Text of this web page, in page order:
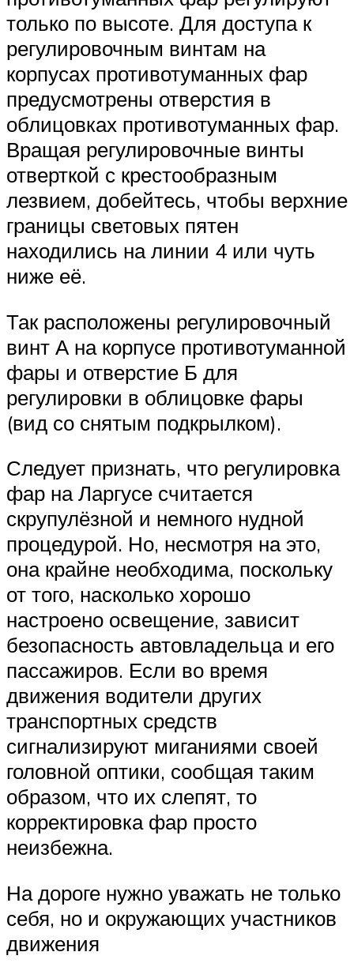
только по высоте. Для доступа к
регулировочным винтам на
корпусах противотуманных фар
предусмотрены отверстия в
облицовках противотуманных фар.
Вращая регулировочные винты
отверткой с крестообразным
лезвием, добейтесь, чтобы верхние
границы световых пятен
находились на линии 4 или чуть
ниже её.
Так расположены регулировочный
винт А на корпусе противотуманной
фары и отверстие Б для
регулировки в облицовке фары
(вид со снятым подкрылком).
Следует признать, что регулировка
фар на Ларгусе считается
скрупулёзной и немного нудной
процедурой. Но, несмотря на это,
она крайне необходима, поскольку
от того, насколько хорошо
настроено освещение, зависит
безопасность автовладельца и его
пассажиров. Если во время
движения водители других
транспортных средств
сигнализируют миганиями своей
головной оптики, сообщая таким
образом, что их слепят, то
корректировка фар просто
неизбежна.
На дороге нужно уважать не только
себя, но и окружающих участников
движения